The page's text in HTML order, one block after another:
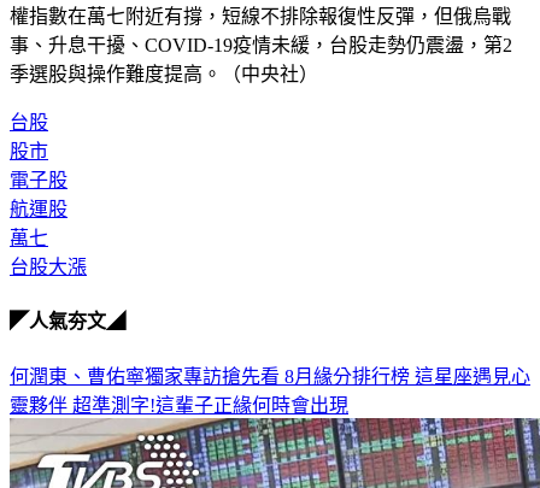
權指數在萬七附近有撐，短線不排除報復性反彈，但俄烏戰
事、升息干擾、COVID-19疫情未緩，台股走勢仍震盪，第2
季選股與操作難度提高。（中央社）
台股
股市
電子股
航運股
萬七
台股大漲
◤人氣夯文◢
何潤東、曹佑寧獨家專訪搶先看 8月緣分排行榜 這星座遇見心
靈夥伴 超準測字!這輩子正緣何時會出現